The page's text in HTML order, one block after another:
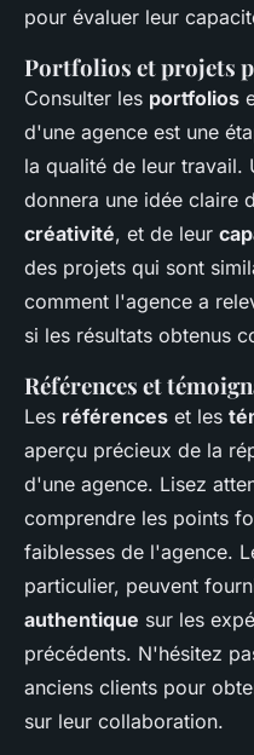
pour évaluer leur
Portfolios et projets
Consulter les portfolios
d'une agence est une
la qualité de leur
donnera une idée claire
créativité, et de leur
des projets qui sont
comment l'agence a
si les résultats obtenus
Références et
Les références et les
aperçu précieux de la
d'une agence. Lisez
comprendre les points
faiblesses de l'agence.
particulier, peuvent
authentique sur les
précédents. N'hésitez
anciens clients pour
sur leur collaboration.